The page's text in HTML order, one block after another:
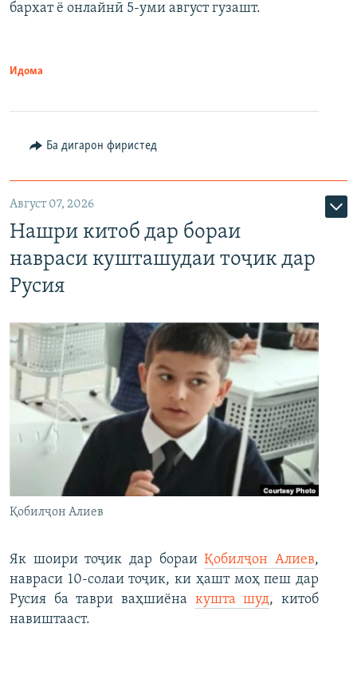
бархат ё онлайнӣ 5-уми август гузашт.
Идома
Ба дигарон фиристед
Август 07, 2026
Нашри китоб дар бораи
навраси кушташудаи тоҷик дар
Русия
Қобилҷон Алиев
Як шоири тоҷик дар бораиҚобилҷон Алиев,
навраси 10-солаи тоҷик, ки ҳашт моҳ пеш дар
Русия ба таври ваҳшиёна кушта шуд, китоб
навиштааст.